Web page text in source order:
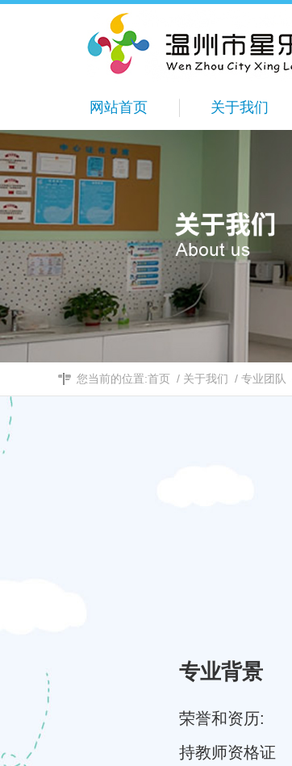
网站首页 关于我们
您当前的位置:首页 / 关于我们 / 专业团队
专业背景
荣誉和资历:
持教师资格证